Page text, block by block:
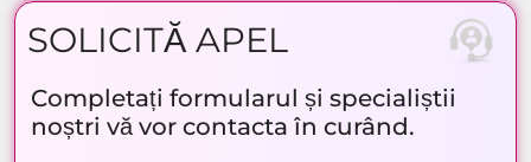
SOLICITĂ APEL
Completați formularul și specialiștii
noștri vă vor contacta în curând.